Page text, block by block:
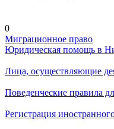
0
Миграционное право
Юридическая помощь в
Лица, осуществляющие
Поведенческие правила
Регистрация